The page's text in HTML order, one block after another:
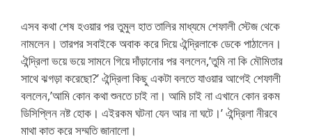
এসব কথা শেষ হওয়ার পর তুমুল হাত তালির মাধ্যমে শেফালী স্টেজ থেকে
নামলেন। তারপর সবাইকে অবাক করে দিয়ে ঐন্দ্রিলাকে ডেকে পাঠালেন।
ঐন্দ্রিলা ভয়ে ভয়ে সামনে গিয়ে দাঁড়ানোর পর বললেন,’তুমি না কি মৌমিতার
সাথে ঝগড়া করেছো?’ ঐন্দ্রিলা কিছু একটা বলতে যাওয়ার আগেই শেফালী
বললেন,’আমি কোন কথা শুনতে চাই না। আমি চাই না এখানে কোন রকম
ডিসিপ্লিন নষ্ট হোক। এইরকম ঘটনা যেন আর না ঘটে।’ ঐন্দ্রিলা নীরবে
মাথা কাত করে সম্মতি জানালো।